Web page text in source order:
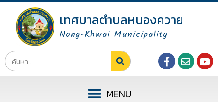
เทศบาลตำบลหนองควาย
Nong-Khwai Municipality